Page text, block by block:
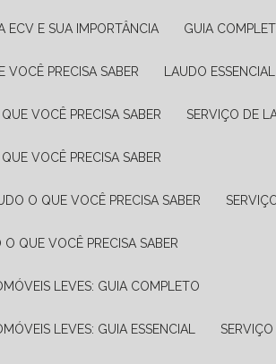
ECV E SUA IMPORTÂNCIA GUIA
VOCÊ PRECISA SABER LAUDO
VOCÊ PRECISA SABER SERVIÇO DE
VOCÊ PRECISA SABER
O QUE VOCÊ PRECISA SABER
QUE VOCÊ PRECISA SABER
LEVES: GUIA COMPLETO
LEVES: GUIA ESSENCIAL